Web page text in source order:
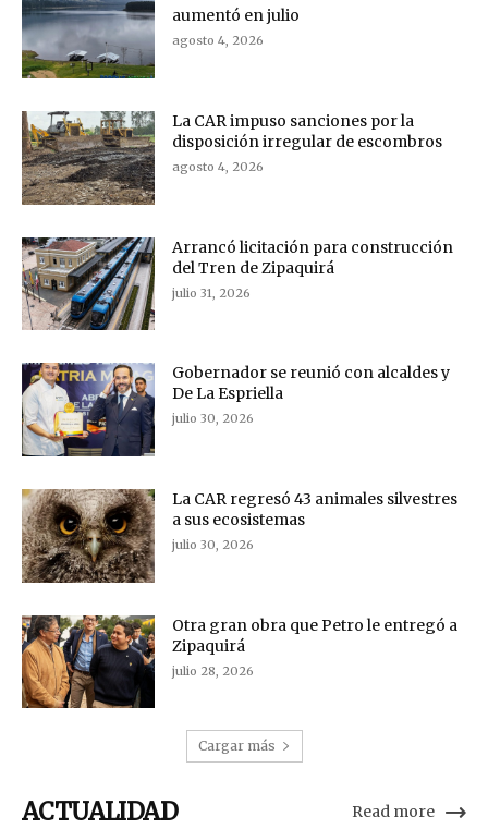
aumentó en julio
agosto 4, 2026
La CAR impuso sanciones por la
disposición irregular de escombros
agosto 4, 2026
Arrancó licitación para construcción
del Tren de Zipaquirá
julio 31, 2026
Gobernador se reunió con alcaldes y
De La Espriella
julio 30, 2026
La CAR regresó 43 animales silvestres
a sus ecosistemas
julio 30, 2026
Otra gran obra que Petro le entregó a
Zipaquirá
julio 28, 2026
Cargar más
ACTUALIDAD Read more